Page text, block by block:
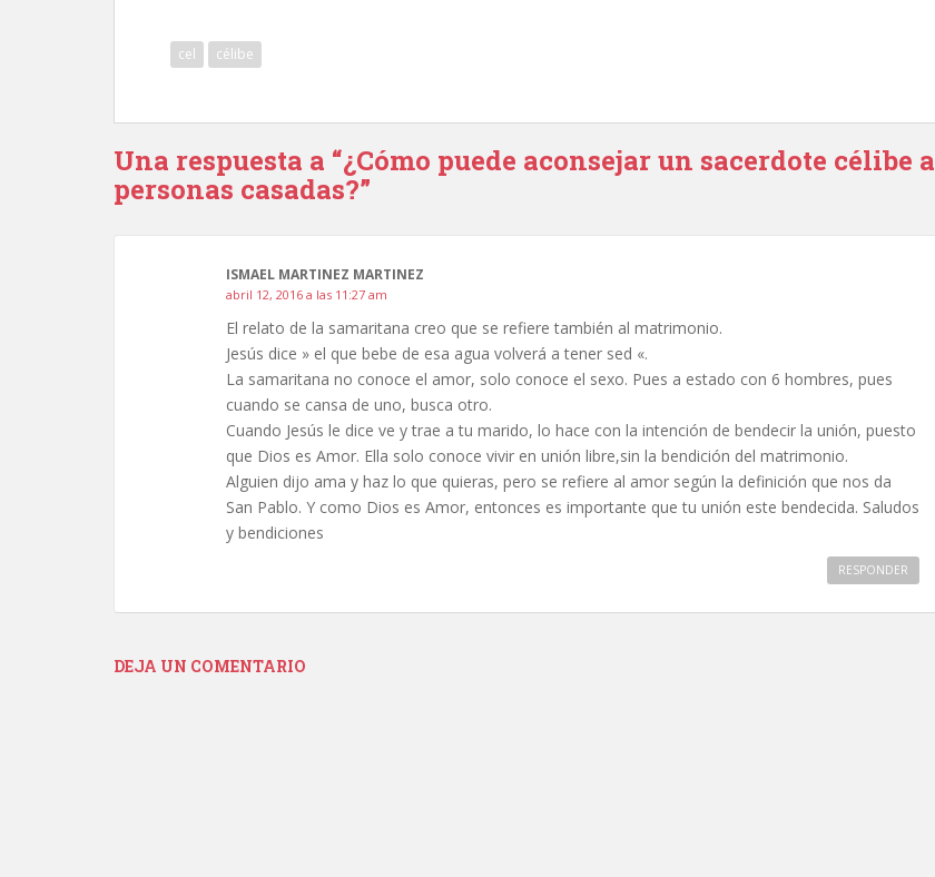
cel célibe
Una respuesta a “¿Cómo puede aconsejar un sacerdote célibe a
personas casadas?”
ISMAEL MARTINEZ MARTINEZ
abril 12, 2016 a las 11:27 am
El relato de la samaritana creo que se refiere también al matrimonio.
Jesús dice » el que bebe de esa agua volverá a tener sed «.
La samaritana no conoce el amor, solo conoce el sexo. Pues a estado con 6 hombres, pues
cuando se cansa de uno, busca otro.
Cuando Jesús le dice ve y trae a tu marido, lo hace con la intención de bendecir la unión, puesto
que Dios es Amor. Ella solo conoce vivir en unión libre,sin la bendición del matrimonio.
Alguien dijo ama y haz lo que quieras, pero se refiere al amor según la definición que nos da
San Pablo. Y como Dios es Amor, entonces es importante que tu unión este bendecida. Saludos
y bendiciones
RESPONDER
DEJA UN COMENTARIO